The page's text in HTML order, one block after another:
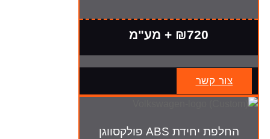
₪720 + מע"מ
צור קשר
החלפת יחידת ABS פולקסווגן